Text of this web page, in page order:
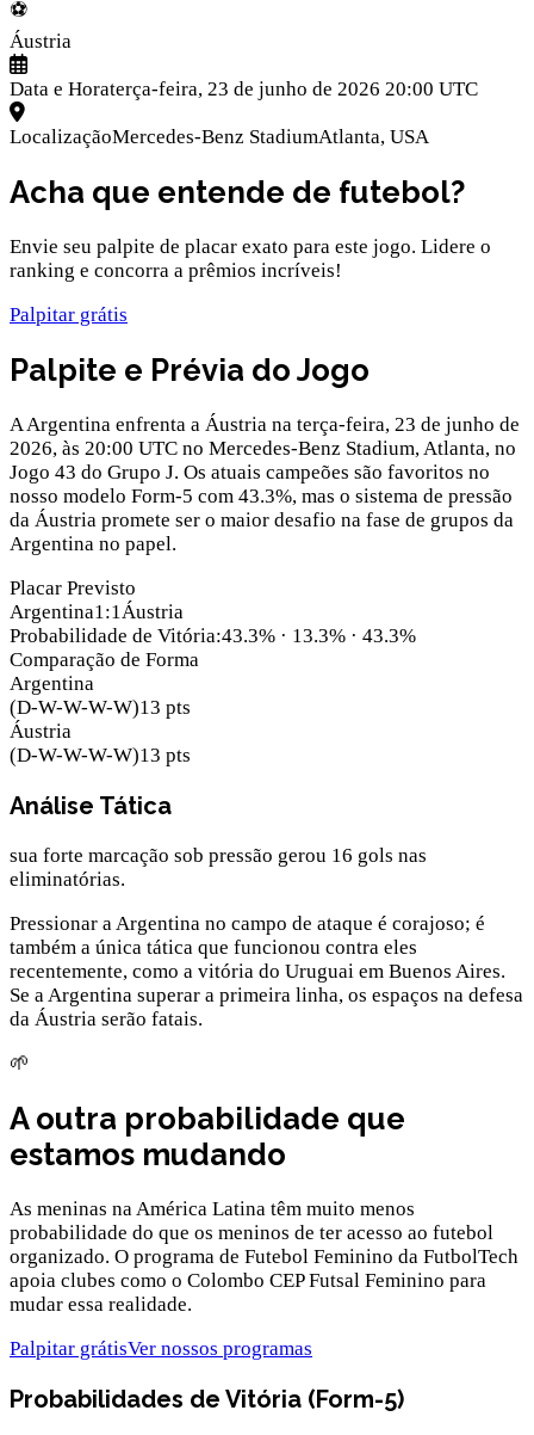
⚽
Áustria
Data e Horaterça-feira, 23 de junho de 2026 20:00 UTC
LocalizaçãoMercedes-Benz StadiumAtlanta, USA
Acha que entende de futebol?
Envie seu palpite de placar exato para este jogo. Lidere o
ranking e concorra a prêmios incríveis!
Palpitar grátis
Palpite e Prévia do Jogo
A Argentina enfrenta a Áustria na terça-feira, 23 de junho de
2026, às 20:00 UTC no Mercedes-Benz Stadium, Atlanta, no
Jogo 43 do Grupo J. Os atuais campeões são favoritos no
nosso modelo Form-5 com 43.3%, mas o sistema de pressão
da Áustria promete ser o maior desafio na fase de grupos da
Argentina no papel.
Placar Previsto
Argentina1:1Áustria
Probabilidade de Vitória:43.3% · 13.3% · 43.3%
Comparação de Forma
Argentina
(D-W-W-W-W)13 pts
Áustria
(D-W-W-W-W)13 pts
Análise Tática
sua forte marcação sob pressão gerou 16 gols nas
eliminatórias.
Pressionar a Argentina no campo de ataque é corajoso; é
também a única tática que funcionou contra eles
recentemente, como a vitória do Uruguai em Buenos Aires.
Se a Argentina superar a primeira linha, os espaços na defesa
da Áustria serão fatais.
🌱
A outra probabilidade que
estamos mudando
As meninas na América Latina têm muito menos
probabilidade do que os meninos de ter acesso ao futebol
organizado. O programa de Futebol Feminino da FutbolTech
apoia clubes como o Colombo CEP Futsal Feminino para
mudar essa realidade.
Palpitar grátisVer nossos programas
Probabilidades de Vitória (Form-5)